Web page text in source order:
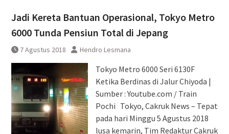
perjalanan KA Bandara YIA
Jadi Kereta Bantuan Operasional, Tokyo Metro
6000 Tunda Pensiun Total di Jepang
7 Agustus 2018 Hendro Lesmana
Tokyo Metro 6000 Seri 6130F
Ketika Berdinas di Jalur Chiyoda |
Sumber : Youtube.com / Train
Pochi Tokyo, Cakruk News – Tepat
pada hari Minggu 5 Agustus 2018
lusa kemarin, Tim Redaktur Cakruk